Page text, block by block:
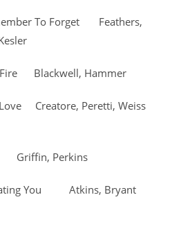
To Forget Feathers,
Blackwell, Hammer
Love Creatore, Peretti, Weiss
Griffin, Perkins
You Atkins, Bryant